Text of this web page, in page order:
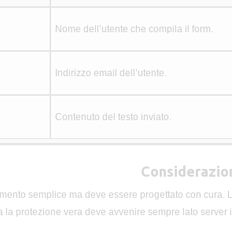
Nome dell’utente che compila il form.
Indirizzo email dell’utente.
Contenuto del testo inviato.
semplice ma deve essere progettato con
la protezione vera deve avvenire sempre lato server